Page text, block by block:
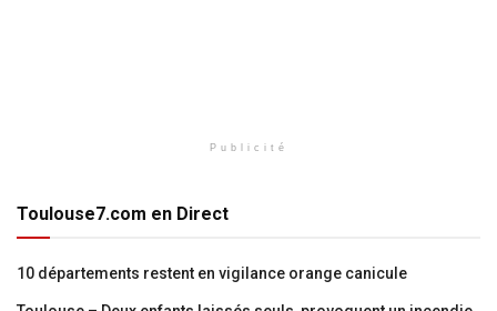
Publicité
Toulouse7.com en Direct
10 départements restent en vigilance orange canicule